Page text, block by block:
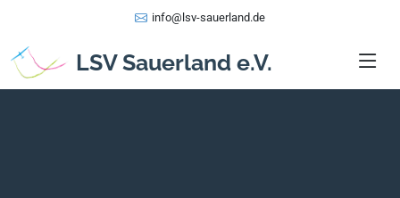
info@lsv-sauerland.de
LSV Sauerland e.V.